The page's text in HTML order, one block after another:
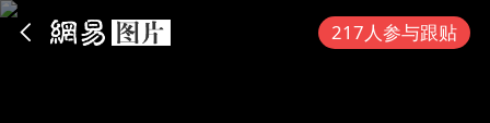
217人参与跟贴
App内打开